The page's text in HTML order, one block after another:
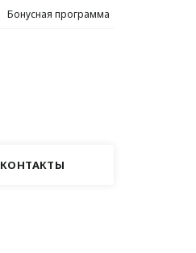
Бонусная программа
КОНТАКТЫ